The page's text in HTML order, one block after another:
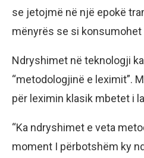
se jetojmë në një epokë
mënyrës se si
Ndryshimet në teknologji
“metodologjinë e leximit”.
për leximin klasik mbetet i
“Ka ndryshimet e veta
moment I përbotshëm ky